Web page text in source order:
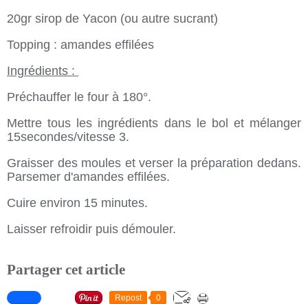
20gr sirop de Yacon (ou autre sucrant)
Topping : amandes effilées
Ingrédients :
Préchauffer le four à 180°.
Mettre tous les ingrédients dans le bol et mélanger
15secondes/vitesse 3.
Graisser des moules et verser la préparation dedans.
Parsemer d'amandes effilées.
Cuire environ 15 minutes.
Laisser refroidir puis démouler.
Partager cet article
Repost 0